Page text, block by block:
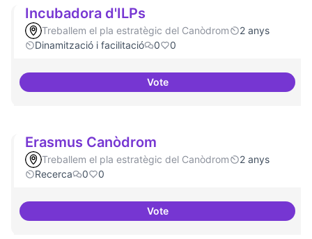
Incubadora d'ILPs
Treballem el pla estratègic del Canòdrom
2 anys
Dinamització i facilitació
0 0
VoteIncubadora d'ILPs
Erasmus Canòdrom
Treballem el pla estratègic del Canòdrom
2 anys
Recerca
0 0
VoteErasmus Canòdrom